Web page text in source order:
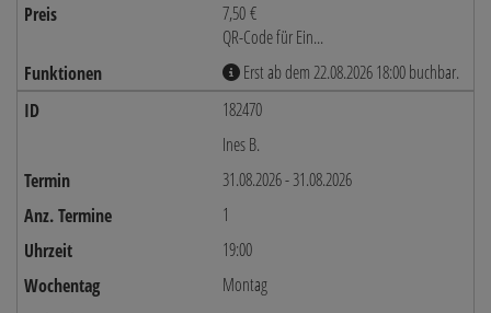
7,50 €
QR-Code für Ein...
Erst ab dem 22.08.2026 18:00 buchbar.
182470
Ines B.
31.08.2026 - 31.08.2026
1
19:00
Montag